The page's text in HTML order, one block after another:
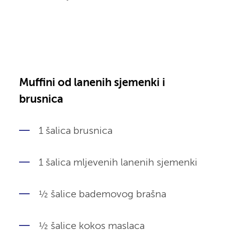
Muffini od lanenih sjemenki i
brusnica
1 šalica brusnica
1 šalica mljevenih lanenih sjemenki
½ šalice bademovog brašna
½ šalice kokos maslaca